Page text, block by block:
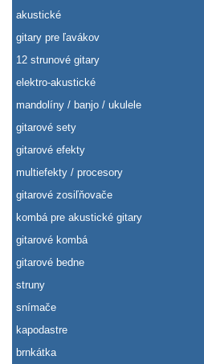
akustické
gitary pre ľavákov
12 strunové gitary
elektro-akustické
mandolíny / banjo / ukulele
gitarové sety
gitarové efekty
multiefekty / procesory
gitarové zosiľňovače
kombá pre akustické gitary
gitarové kombá
gitarové bedne
struny
snímače
kapodastre
brnkátka